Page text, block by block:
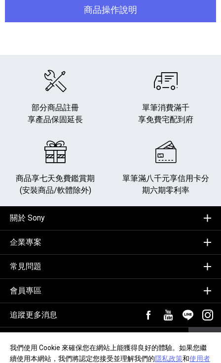
我們使用 Cookie 來確保您在網站上能獲得良好的體驗。如果您繼
續使用本網站，我們將認定您接受並理解我們的隱私政策和使用者
商品操作說明
部分商品註冊
享產品保固延長
單筆消費滿千
享免費宅配到府
商品享七天免費鑑賞期
(安裝商品/軟體除外)
單筆滿八千元享信用卡分
期六期零利率
關於 Sony
企業專案
常見問題
會員專區
追蹤更多消息
FB粉絲專頁[另開新
YouTube頻道[
加入 追
輸入Email，訂閱電子報